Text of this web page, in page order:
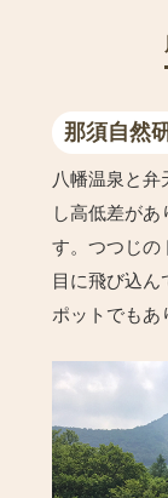
那須自然
八幡温泉と
し高低差が
す。つつじの
目に飛び込ん
ポットでもあ